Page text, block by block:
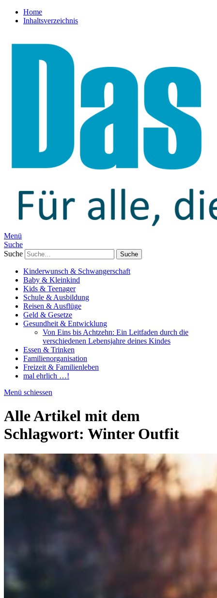
Home
Inhaltsverzeichnis
Menü
Suche
Suche
Kinderwunsch & Schwangerschaft
Baby & Kleinkind
Kids & Teenager
Schule & Ausbildung
Reisen & Ausflüge
Geld & Gesetze
Gesundheit & Entwicklung
Von Eins bis Achtzehn: Ein Leitfaden durch die
verschiedenen Lebensjahre deines Kindes
Essen & Trinken
Familienorganisation
Freizeit & Familienleben
mal ehrlich …!
Menü schiessen
Alle Artikel mit dem
Schlagwort: Winter Outfit